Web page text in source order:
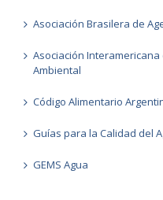
Asociación Brasilera de
Asociación
Ambiental
Código Alimentario
Guías para la Calidad del
GEMS Agua